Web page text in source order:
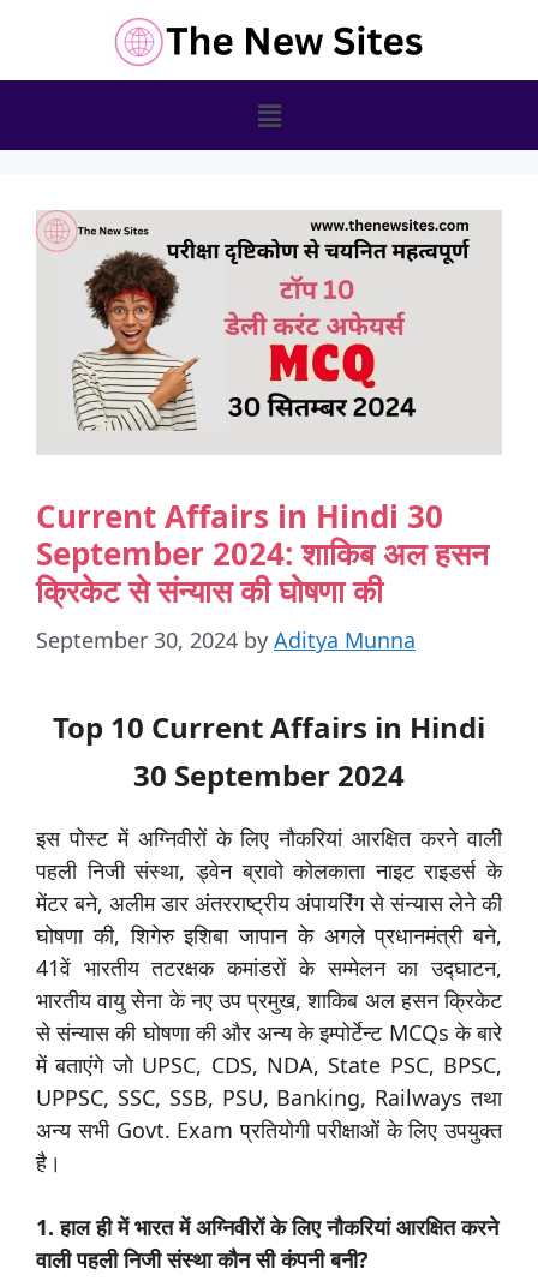
Current Affairs in Hindi 30
September 2024: शाकिब अल हसन
क्रिकेट से संन्यास की घोषणा की
September 30, 2024 by Aditya Munna
Top 10 Current Affairs in Hindi
30 September 2024
इस पोस्ट में अग्निवीरों के लिए नौकरियां आरक्षित करने वाली
पहली निजी संस्था, ड्वेन ब्रावो कोलकाता नाइट राइडर्स के
मेंटर बने, अलीम डार अंतरराष्ट्रीय अंपायरिंग से संन्यास लेने की
घोषणा की, शिगेरु इशिबा जापान के अगले प्रधानमंत्री बने,
41वें भारतीय तटरक्षक कमांडरों के सम्मेलन का उद्घाटन,
भारतीय वायु सेना के नए उप प्रमुख, शाकिब अल हसन क्रिकेट
से संन्यास की घोषणा की और अन्य के इम्पोर्टेन्ट MCQs के बारे
में बताएंगे जो UPSC, CDS, NDA, State PSC, BPSC,
UPPSC, SSC, SSB, PSU, Banking, Railways तथा
अन्य सभी Govt. Exam प्रतियोगी परीक्षाओं के लिए उपयुक्त
है।
1. हाल ही में भारत में अग्निवीरों के लिए नौकरियां आरक्षित करने
वाली पहली निजी संस्था कौन सी कंपनी बनी?